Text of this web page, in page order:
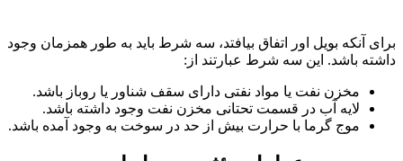
برای آنکه بویل اور اتفاق بیافتد، سه شرط باید به طور همزمان وجود
داشته باشد. این سه شرط عبارتند از:
مخزن نفت یا مواد نفتی دارای سقف شناور یا روباز باشد.
لایه آب در قسمت تحتانی مخزن نفت وجود داشته باشد.
موج گرما با حرارت بیش از حد در سوخت به وجود آمده باشد.